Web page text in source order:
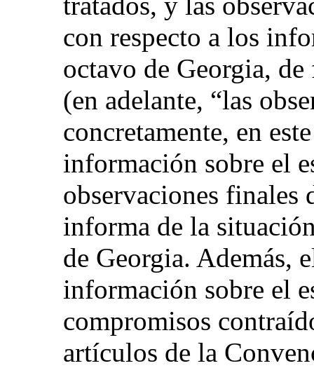
con respecto a los
octavo de Georgia,
(en adelante, “las
concretamente, en
información sobre el
observaciones finales
informa de la
de Georgia. Además,
información sobre el
compromisos
artículos de la